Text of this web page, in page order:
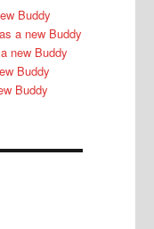
Buddy
a new Buddy
new Buddy
Buddy
Buddy